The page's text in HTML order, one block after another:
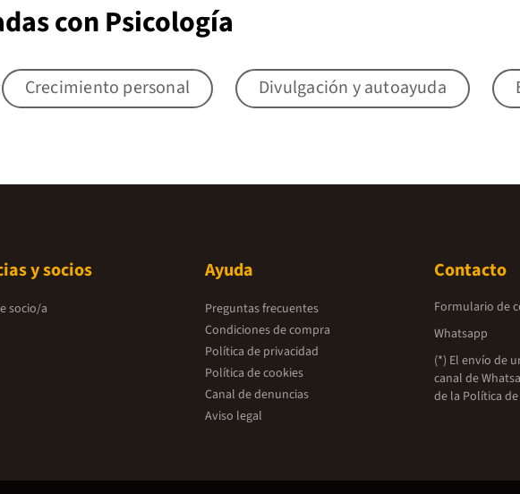
con Psicología
Crecimiento personal Divulgación y autoayuda
y socios
socio/a
Ayuda
Preguntas frecuentes
Condiciones de compra
Política de privacidad
Política de cookies
Canal de denuncias
Aviso legal
Contacto
Formulario de
Whatsapp
(*) El envío de
canal de
de la Política